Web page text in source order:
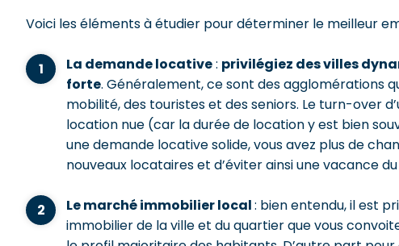
Voici les éléments à étudier pour déterminer le meilleur
La demande locative: privilégiez des villes
forte. Généralement, ce sont des agglomérations
mobilité, des touristes et des seniors. Le turn-over
location nue (car la durée de location y est bien
une demande locative solide, vous avez plus de
nouveaux locataires et d’éviter ainsi une vacance
Le marché immobilier local: bien entendu, il est
immobilier de la ville et du quartier que vous